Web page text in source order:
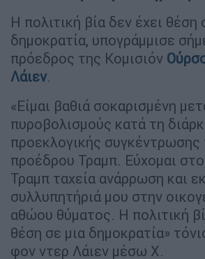
Η πολιτική βία δεν έχει θέση
δημοκρατία, υπογράμμισε
πρόεδρος της Κομισιόν
Λάιεν.
«Είμαι βαθιά σοκαρισμένη
πυροβολισμούς κατά τη
προεκλογικής
προέδρου Τραμπ. Εύχομαι
Τραμπ ταχεία ανάρρωση και
συλλυπητήριά μου στην
αθώου θύματος. Η πολιτική
θέση σε μια δημοκρατία»
φον ντερ Λάιεν μέσω Χ.